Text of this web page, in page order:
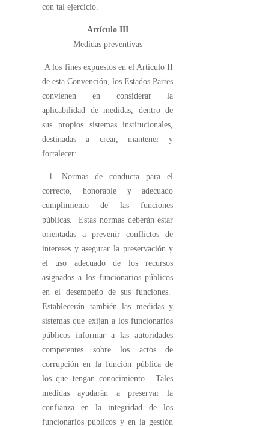
con tal ejercicio.
Artículo III
Medidas preventivas
A los fines expuestos en el Artículo II
de esta Convención, los Estados Partes
convienen en considerar la
aplicabilidad de medidas, dentro de
sus propios sistemas institucionales,
destinadas a crear, mantener y
fortalecer:
1. Normas de conducta para el
correcto, honorable y adecuado
cumplimiento de las funciones
públicas. Estas normas deberán estar
orientadas a prevenir conflictos de
intereses y asegurar la preservación y
el uso adecuado de los recursos
asignados a los funcionarios públicos
en el desempeño de sus funciones.
Establecerán también las medidas y
sistemas que exijan a los funcionarios
públicos informar a las autoridades
competentes sobre los actos de
corrupción en la función pública de
los que tengan conocimiento. Tales
medidas ayudarán a preservar la
confianza en la integridad de los
funcionarios públicos y en la gestión